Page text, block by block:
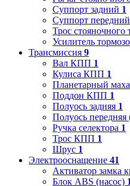
Суппорт задний 1
Суппорт передний
Трос стояночного
Усилитель
Трансмиссия 9
Вал КПП 1
Кулиса КПП 1
Планетарный
Поддон КПП 1
Полуось задняя 1
Полуось передняя
Ручка селектора 1
Трос КПП 1
Шрус 1
Электрооснащение 41
Активатор замка
Блок ABS (насос) 1